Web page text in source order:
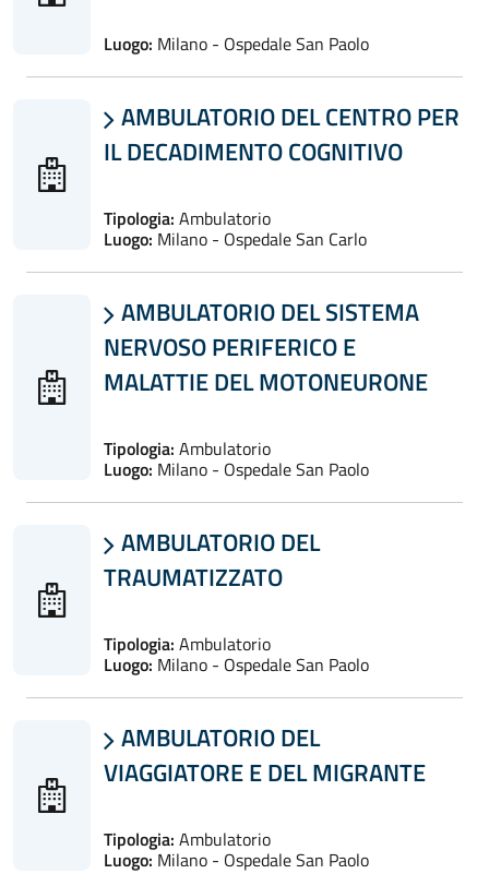
Luogo: Milano - Ospedale San Paolo
 AMBULATORIO DEL CENTRO PER
IL DECADIMENTO COGNITIVO
Tipologia: Ambulatorio
Luogo: Milano - Ospedale San Carlo
 AMBULATORIO DEL SISTEMA
NERVOSO PERIFERICO E
MALATTIE DEL MOTONEURONE
Tipologia: Ambulatorio
Luogo: Milano - Ospedale San Paolo
 AMBULATORIO DEL
TRAUMATIZZATO
Tipologia: Ambulatorio
Luogo: Milano - Ospedale San Paolo
 AMBULATORIO DEL
VIAGGIATORE E DEL MIGRANTE
Tipologia: Ambulatorio
Luogo: Milano - Ospedale San Paolo